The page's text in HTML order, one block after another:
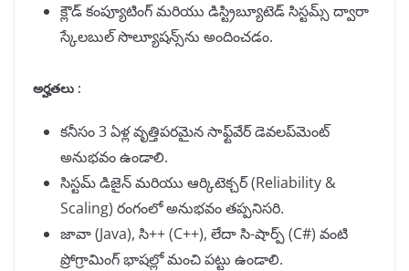
క్లౌడ్ కంప్యూటింగ్ మరియు డిస్ట్రిబ్యూటెడ్ సిస్టమ్స్ ద్వారా
స్కేలబుల్ సొల్యూషన్స్‌ను అందించడం.
అర్హతలు :
కనీసం 3 ఏళ్ల వృత్తిపరమైన సాఫ్ట్‌వేర్ డెవలప్‌మెంట్
అనుభవం ఉండాలి.
సిస్టమ్ డిజైన్ మరియు ఆర్కిటెక్చర్ (Reliability &
Scaling) రంగంలో అనుభవం తప్పనిసరి.
జావా (Java), సి++ (C++), లేదా సి-షార్ప్ (C#) వంటి
ప్రోగ్రామింగ్ భాషల్లో మంచి పట్టు ఉండాలి.